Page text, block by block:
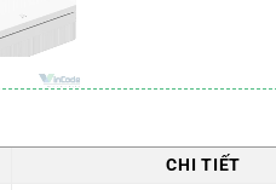
CHI TIẾT